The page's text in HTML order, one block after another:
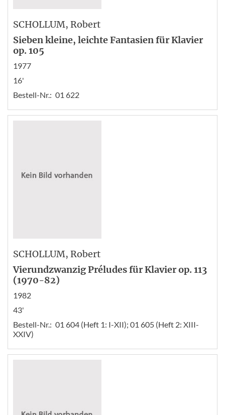
SCHOLLUM, Robert
Sieben kleine, leichte Fantasien für Klavier
op. 105
1977
16'
Bestell-Nr.: 01 622
SCHOLLUM, Robert
Vierundzwanzig Préludes für Klavier op. 113
(1970-82)
1982
43'
Bestell-Nr.: 01 604 (Heft 1: I-XII); 01 605 (Heft 2: XIII-
XXIV)